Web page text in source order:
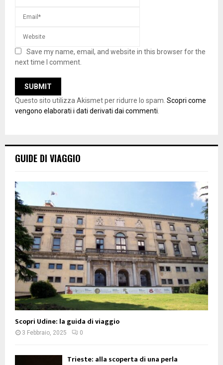
Save my name, email, and website in this browser for the
next time I comment.
Questo sito utilizza Akismet per ridurre lo spam. Scopri come
vengono elaborati i dati derivati dai commenti.
GUIDE DI VIAGGIO
Scopri Udine: la guida di viaggio
3 Febbraio, 2025 0
Trieste: alla scoperta di una perla